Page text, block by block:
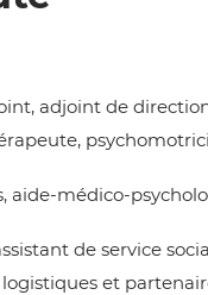
adjoint de
aide-médico-
de service
et